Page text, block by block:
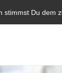
Du dem